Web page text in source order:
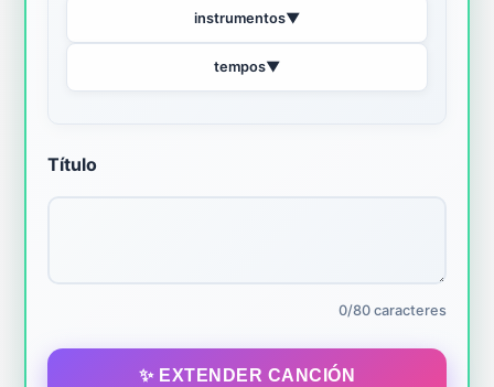
instrumentos▼
tempos▼
Título
0/80 caracteres
✨ EXTENDER CANCIÓN